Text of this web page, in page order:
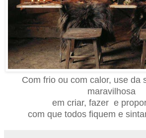
Com frio ou com calor, use da
maravilhosa
em criar, fazer e
com que todos fiquem e